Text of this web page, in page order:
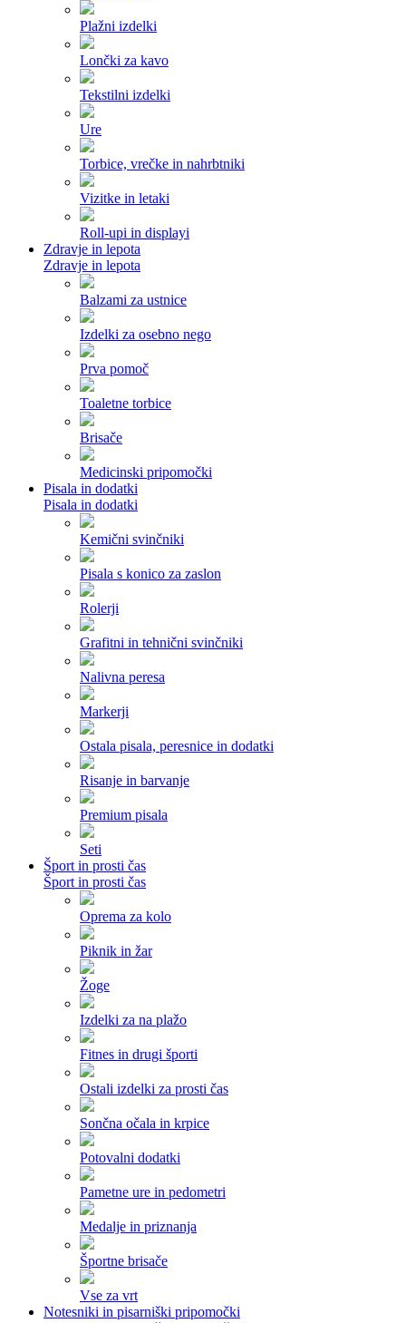
Plažni izdelki
Lončki za kavo
Tekstilni izdelki
Ure
Torbice, vrečke in nahrbtniki
Vizitke in letaki
Roll-upi in displayi
Zdravje in lepota
Zdravje in lepota
Balzami za ustnice
Izdelki za osebno nego
Prva pomoč
Toaletne torbice
Brisače
Medicinski pripomočki
Pisala in dodatki
Pisala in dodatki
Kemični svinčniki
Pisala s konico za zaslon
Rolerji
Grafitni in tehnični svinčniki
Nalivna peresa
Markerji
Ostala pisala, peresnice in dodatki
Risanje in barvanje
Premium pisala
Seti
Šport in prosti čas
Šport in prosti čas
Oprema za kolo
Piknik in žar
Žoge
Izdelki za na plažo
Fitnes in drugi športi
Ostali izdelki za prosti čas
Sončna očala in krpice
Potovalni dodatki
Pametne ure in pedometri
Medalje in priznanja
Športne brisače
Vse za vrt
Notesniki in pisarniški pripomočki